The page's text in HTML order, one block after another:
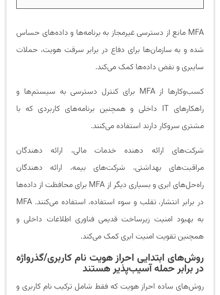
MFA مانع از دسترسی غیرمجاز به برنامه‌ها و داده‌های حساس
شده و به سازمان‌ها برای دفاع در برابر سرقت هویت، حملات
سایبری و نقض داده‌ها کمک می‌کند.
کسب‌وکارها از MFA برای کنترل دسترسی به سیستم‌ها و
راهکارهای IT داخلی و همچنین برنامه‌های کاربردی که با
مشتری سروکار دارند استفاده می‌کنند.
شرکت‌های ارائه دهنده خدمات مالی، ارائه دهندگان
مراقبت‌های بهداشتی، شرکت‌های بیمه، ارائه دهندگان
راه‌حل‌های ابری و بسیاری دیگر از MFA برای محافظت از داده‌ها
در برابر انتشار، تقلب و سوء استفاده، استفاده می‌کنند. MFA
به بهبود امنیت زیرساخت قدیمی فناوری اطلاعات داخلی و
همچنین تقویت امنیت ابری کمک می‌کند.
روش‌های ابتدایی احراز هویت نام کاربری/گذرواژه
در برابر حمله آسیب‌پذیر هستند
روش‌های ساده احراز هویت که فقط شامل ترکیب نام کاربری و